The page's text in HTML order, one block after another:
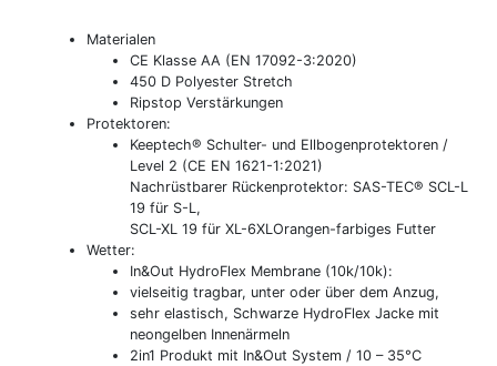
Materialen
CE Klasse AA (EN 17092-3:2020)
450 D Polyester Stretch
Ripstop Verstärkungen
Protektoren:
Keeptech® Schulter- und Ellbogenprotektoren /
Level 2 (CE EN 1621-1:2021)
Nachrüstbarer Rückenprotektor: SAS-TEC® SCL-L
19 für S-L,
SCL-XL 19 für XL-6XLOrangen-farbiges Futter
Wetter:
In&Out HydroFlex Membrane (10k/10k):
vielseitig tragbar, unter oder über dem Anzug,
sehr elastisch, Schwarze HydroFlex Jacke mit
neongelben Innenärmeln
2in1 Produkt mit In&Out System / 10 – 35°C